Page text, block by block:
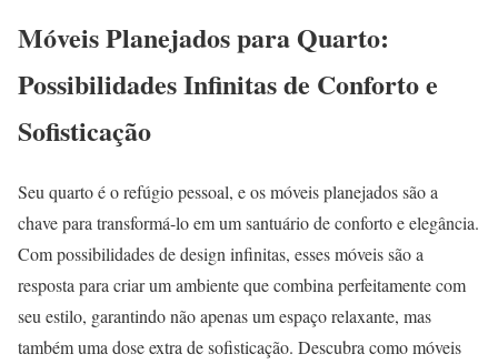
Móveis Planejados para Quarto:
Possibilidades Infinitas de Conforto e
Sofisticação
Seu quarto é o refúgio pessoal, e os móveis planejados são a
chave para transformá-lo em um santuário de conforto e elegância.
Com possibilidades de design infinitas, esses móveis são a
resposta para criar um ambiente que combina perfeitamente com
seu estilo, garantindo não apenas um espaço relaxante, mas
também uma dose extra de sofisticação. Descubra como móveis